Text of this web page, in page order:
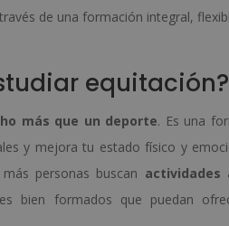
de una formación integral,
equitación?
más que un deporte. Es una
y mejora tu estado físico y
personas buscan actividades
bien formados que puedan